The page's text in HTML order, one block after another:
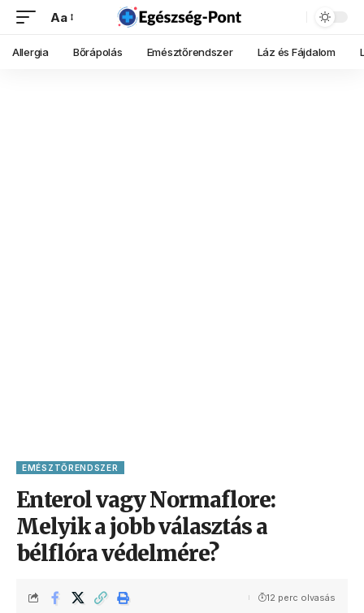
Aa
Allergia Bőrápolás Emésztőrendszer Láz és Fájdalom
EMÉSZTŐRENDSZER
Enterol vagy Normaflore:
Melyik a jobb választás a
bélflóra védelmére?
12 perc olvasás